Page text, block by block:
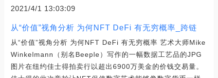
2021/4/1 13:03:09
从“价值”视角分析 为何NFT DeFi 有无穷概率_跨链
从“价值”视角分析 为何NFT DeFi 有无穷概率 艺术大师Mike
Winkelmann（别名Beeple）写作的一幅数据工艺品的JPG
图片在纽约佳士得拍卖行以超出6900万美金的价钱交易量。